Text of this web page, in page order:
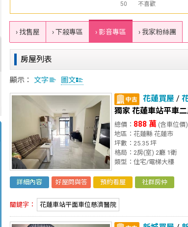
50 不喜歡
› 找售屋 › 下殺專區 › 影音專區 › 我家粉絲團
房屋列表
顯示： 文字 圖文
花蓮買屋 /
獨家 花蓮車站平車
總價： 888 萬 (含車位價)
地區：花蓮縣 花蓮市
坪數：25.35 坪
格局：2房(室) 2廳 1衛
類型：住宅/電梯大樓
詳細內容 好屋問與答 預約看屋 社群房仲
關鍵字： 花蓮車站平面車位慈濟醫院